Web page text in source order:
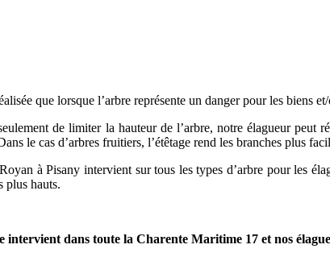
que lorsque l’arbre représente un danger pour les biens
de limiter la hauteur de l’arbre, notre élagueur peut
le cas d’arbres fruitiers, l’étêtage rend les branches plus
à Pisany intervient sur tous les types d’arbre pour les
plus hauts.
intervient dans toute la Charente Maritime 17 et nos